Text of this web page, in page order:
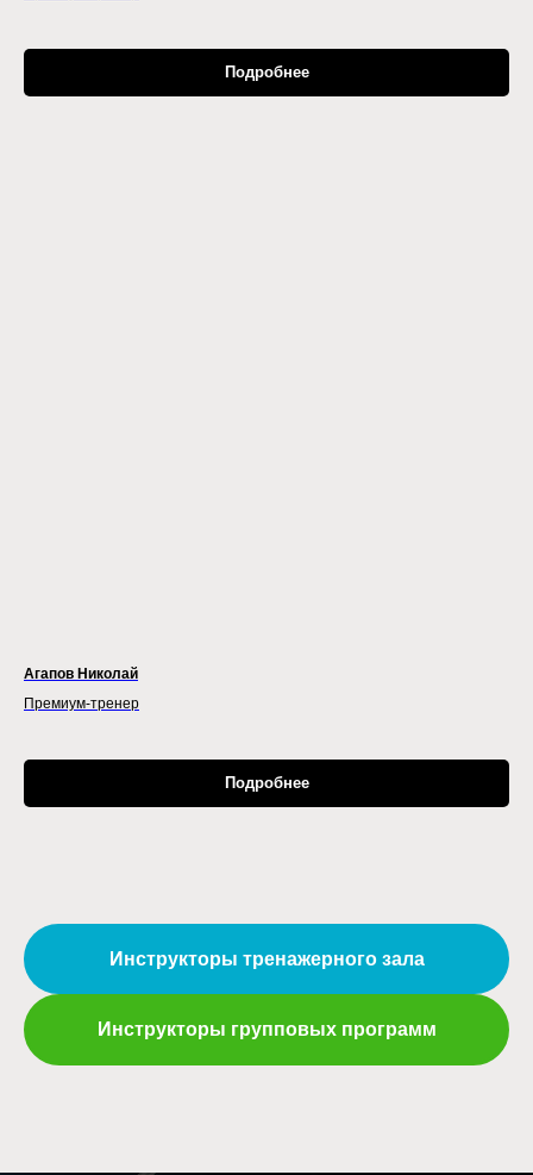
Подробнее
Агапов Николай
Премиум-тренер
Подробнее
Инструкторы тренажерного зала
Инструкторы групповых программ